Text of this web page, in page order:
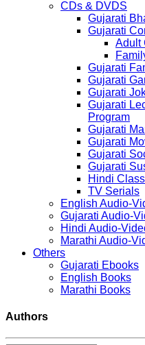
CDs & DVDS
Gujarati
Gujarati
Adult
Gujarati
Gujarati
Gujarati
Gujarati
Program
Gujarati
Gujarati
Gujarati
Gujarati
Hindi
TV Serials
English Audio-
Gujarati Audio-
Hindi Audio-
Marathi Audio-
Others
Gujarati Ebooks
English Books
Marathi Books
Authors